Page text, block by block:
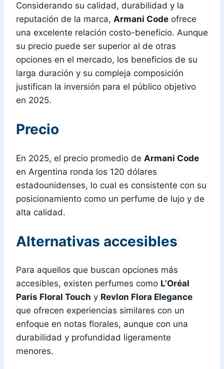
Considerando su calidad, durabilidad y la
reputación de la marca, Armani Code ofrece
una excelente relación costo-beneficio. Aunque
su precio puede ser superior al de otras
opciones en el mercado, los beneficios de su
larga duración y su compleja composición
justifican la inversión para el público objetivo
en 2025.
Precio
En 2025, el precio promedio de Armani Code
en Argentina ronda los 120 dólares
estadounidenses, lo cual es consistente con su
posicionamiento como un perfume de lujo y de
alta calidad.
Alternativas accesibles
Para aquellos que buscan opciones más
accesibles, existen perfumes como L’Oréal
Paris Floral Touch y Revlon Flora Elegance
que ofrecen experiencias similares con un
enfoque en notas florales, aunque con una
durabilidad y profundidad ligeramente
menores.